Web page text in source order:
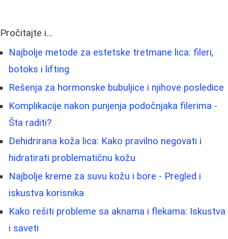
Pročitajte i...
Najbolje metode za estetske tretmane lica: fileri,
botoks i lifting
Rešenja za hormonske bubuljice i njihove posledice
Komplikacije nakon punjenja podočnjaka filerima -
Šta raditi?
Dehidrirana koža lica: Kako pravilno negovati i
hidratirati problematičnu kožu
Najbolje kreme za suvu kožu i bore - Pregled i
iskustva korisnika
Kako rešiti probleme sa aknama i flekama: Iskustva
i saveti